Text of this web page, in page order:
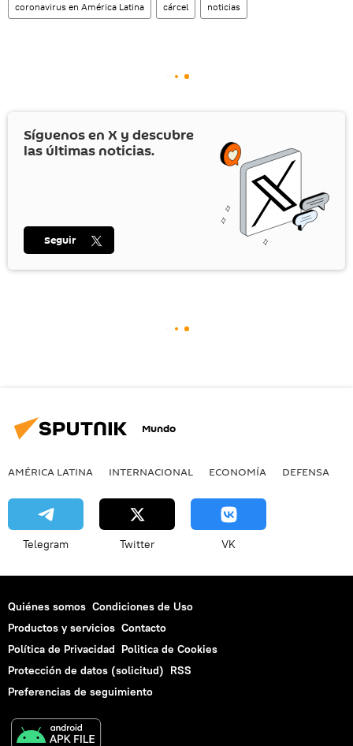
coronavirus en América Latina cárcel noticias
Síguenos en X y descubre
las últimas noticias.
Seguir
Mundo
AMÉRICA LATINA INTERNACIONAL ECONOMÍA DEFENSA
Telegram Twitter VK
Quiénes somos Condiciones de Uso
Productos y servicios Contacto
Política de Privacidad Politica de Cookies
Protección de datos (solicitud) RSS
Preferencias de seguimiento